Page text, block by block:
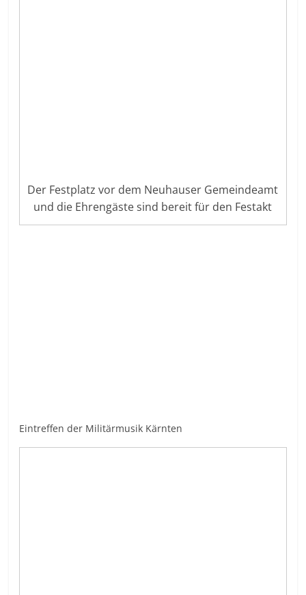
Der Festplatz vor dem Neuhauser Gemeindeamt
und die Ehrengäste sind bereit für den Festakt
Eintreffen der Militärmusik Kärnten